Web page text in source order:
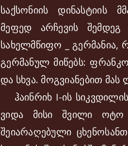
საქსონიის დინასტიის
მეფედ არჩევის
სახელმწიფო _
გერმანულ მიწებს:
და სხვა. მოგვიანებით
ჰაინრიხ I-ის
ვიდა მისი შვილი ოტო
შეიარაღებული